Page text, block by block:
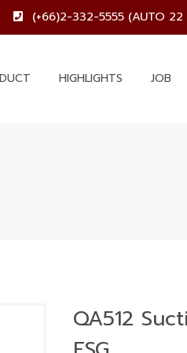
(+66)2-332-5555 (AUTO 22
HIGHLIGHTS JOB
QA512